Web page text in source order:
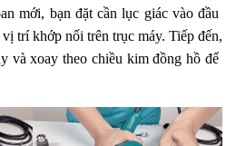
mới, bạn đặt cần lục giác vào đầu
trí khớp nối trên trục máy. Tiếp đến,
và xoay theo chiều kim đồng hồ để